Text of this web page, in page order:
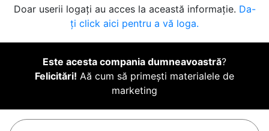
Doar userii logați au acces la această informație. Da-
ți click aici pentru a vă loga.
Este acesta compania dumneavoastră?
Felicitări! Aă cum să primești materialele de
marketing